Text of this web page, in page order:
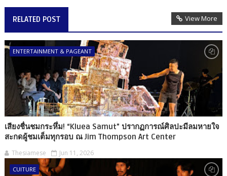
RELATED POST View More
ENTERTAINMENT & PAGEANT
เสียงชื่นชมกระหึ่ม! “Kluea Samut” ปรากฏการณ์ศิลปะมีลมหายใจ
สะกดผู้ชมเต็มทุกรอบ ณ Jim Thompson Art Center
Thesiamese Jun 11, 2026
CUITURE